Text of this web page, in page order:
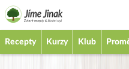
Recepty Kurzy Klub